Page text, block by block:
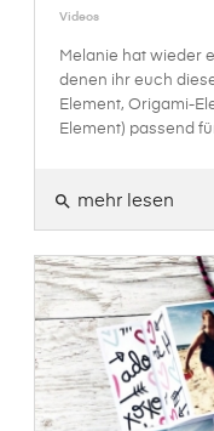
Videos
Melanie hat wieder
denen ihr euch
Element, Origami-
Element) passend
search mehr lesen